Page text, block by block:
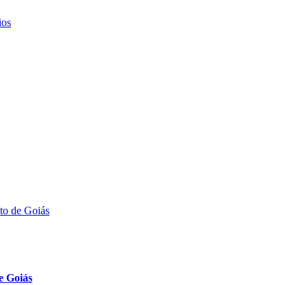
Goiás